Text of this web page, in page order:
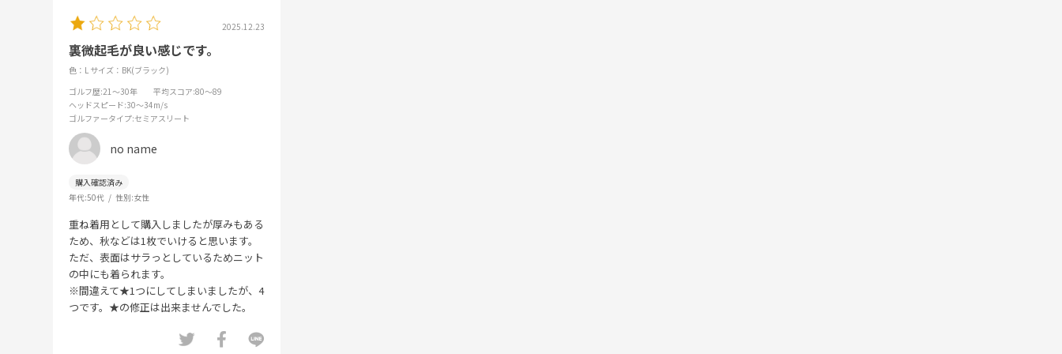
2025.12.23
裏微起毛が良い感じです。
色：L サイズ：BK(ブラック)
ゴルフ歴:21～30年 平均スコア:80～89
ヘッドスピード:30～34m/s
ゴルファータイプ:セミアスリート
no name
年代:50代 性別:女性
重ね着用として購入しましたが厚みもある
ため、秋などは1枚でいけると思います。
ただ、表面はサラっとしているためニット
の中にも着られます。
※間違えて★1つにしてしまいましたが、4
つです。★の修正は出来ませんでした。